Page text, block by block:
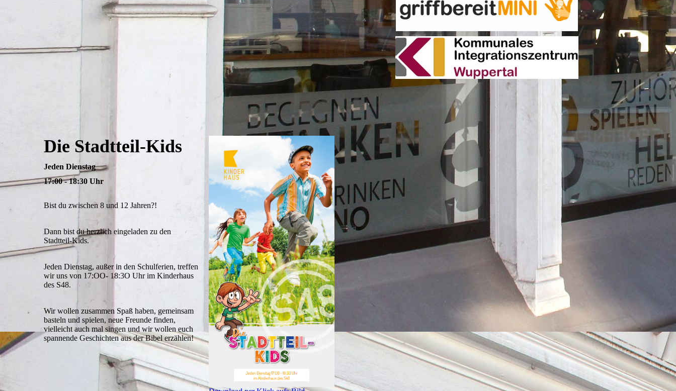
Die Stadtteil-Kids
Jeden Dienstag
17:00 - 18:30 Uhr
Bist du zwischen 8 und 12 Jahren?!
Dann bist du herzlich eingeladen zu den
Stadtteil-Kids.
Jeden Dienstag, außer in den Schulferien, treffen
wir uns von 17:OO- 18:3O Uhr im Kinderhaus
des S48.
Wir wollen zusammen Spaß haben, gemeinsam
basteln und spielen, neue Freunde finden,
vielleicht auch mal singen und wir wollen euch
spannende Geschichten aus der Bibel erzählen!